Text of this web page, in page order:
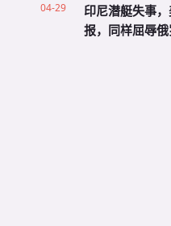
04-29
印尼潜艇失事
报，同样屈辱